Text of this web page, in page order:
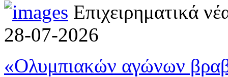
Επιχειρηματικά
28-07-2026
«Ολυμπιακών αγώνων